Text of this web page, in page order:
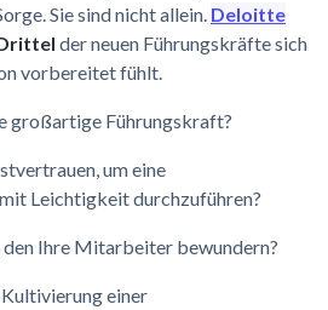
Sie sind nicht allein. Deloitte
der neuen Führungskräfte sich
vorbereitet fühlt.
großartige Führungskraft?
um eine
Leichtigkeit durchzuführen?
den Ihre Mitarbeiter bewundern?
einer